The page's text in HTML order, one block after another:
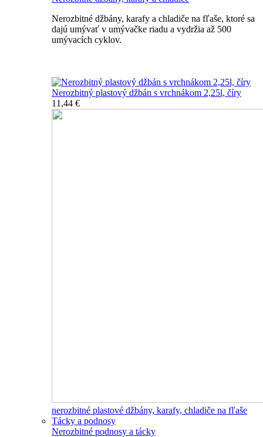
Nerozbitné džbány, karafy a chladiče na fľaše, ktoré sa
dajú umývať v umývačke riadu a vydržia až 500
umývacích cyklov.
Nerozbitný plastový džbán s vrchnákom 2,25l, číry
11,44 €
nerozbitné plastové džbány, karafy, chladiče na fľaše
Tácky a podnosy
Nerozbitné podnosy a tácky